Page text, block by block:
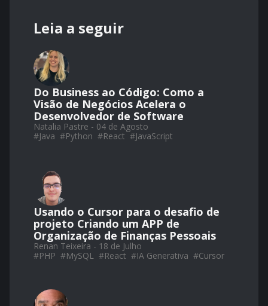
Leia a seguir
Do Business ao Código: Como a
Visão de Negócios Acelera o
Desenvolvedor de Software
Natalia Pastre - 04 de Agosto
#Java #Python #React #JavaScript
Usando o Cursor para o desafio de
projeto Criando um APP de
Organização de Finanças Pessoais
Renan Teixeira - 18 de Julho
#PHP #MySQL #React #IA Generativa #Cursor